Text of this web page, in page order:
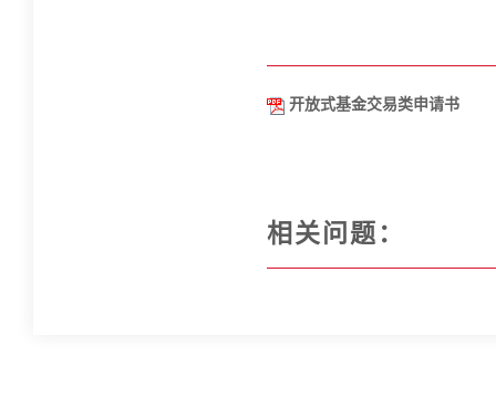
开放式基金交易类申请书
相关问题：